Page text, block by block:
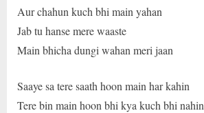
Aur chahun kuch bhi main yahan
Jab tu hanse mere waaste
Main bhicha dungi wahan meri jaan
Saaye sa tere saath hoon main har kahin
Tere bin main hoon bhi kya kuch bhi nahin